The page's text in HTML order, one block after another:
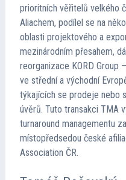
prioritních věřitelů velkého
Aliachem, podílel se na
oblasti projektového a
mezinárodním přesahem,
reorganizace KORD Group
ve střední a východní
týkajících se prodeje nebo
úvěrů. Tuto transakci TMA
turnaround managementu
místopředsedou české
Association ČR.